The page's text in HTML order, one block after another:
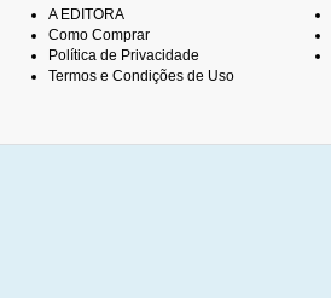
A EDITORA
Como Comprar
Política de Privacidade
Termos e Condições de Uso